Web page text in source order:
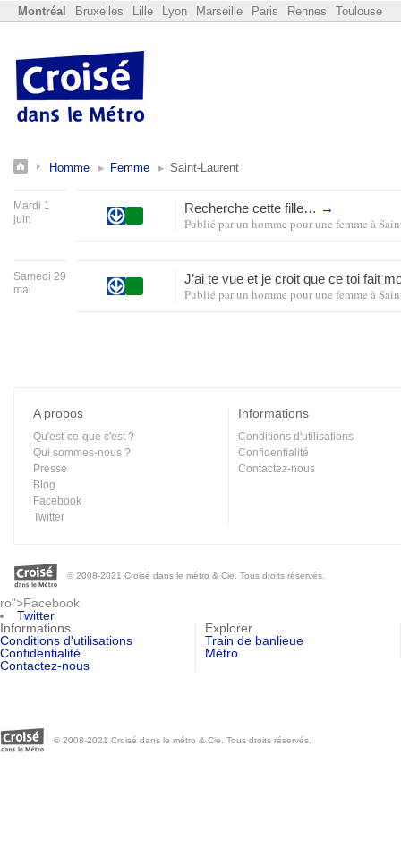
Montréal Bruxelles Lille Lyon Marseille Paris Rennes Toulouse
Homme Femme Saint-Laurent
Mardi 1
juin
Recherche cette fille… →
Publié parun homme pour une femme à
Samedi 29
mai
J’ai te vue et je croit que ce toi fait
Publié parun homme pour une femme à
A propos
Qu'est-ce-que c'est ?
Qui sommes-nous ?
Presse
Blog
Facebook
Twitter
Informations
Conditions d'utilisations
Confidentialité
Contactez-nous
© 2008-2021 Croisé dans le métro & Cie. Tous droits réservés.
ro">Facebook
Twitter
Informations
Conditions d'utilisations
Confidentialité
Contactez-nous
Explorer
Train de banlieue
Métro
© 2008-2021 Croisé dans le métro & Cie. Tous droits réservés.